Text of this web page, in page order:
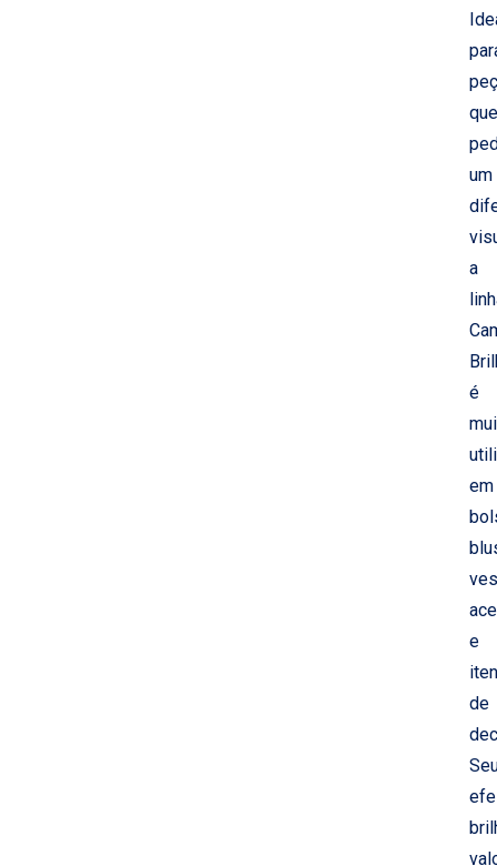
que
um
a
é
em
e
de